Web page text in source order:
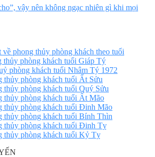
vậy nên không ngạc nhiên gì khi mọi
về phong thủy phòng khách theo tuổi
thủy phòng khách tuổi Giáp Tý
phòng khách tuổi Nhâm Tý 1972
thủy phòng khách tuổi Ất Sửu
thủy phòng khách tuổi Quý Sửu
thủy phòng khách tuổi Ất Mão
thủy phòng khách tuổi Đinh Mão
thủy phòng khách tuổi Bính Thìn
thủy phòng khách tuổi Đinh Tỵ
thủy phòng khách tuổi Kỷ Tỵ